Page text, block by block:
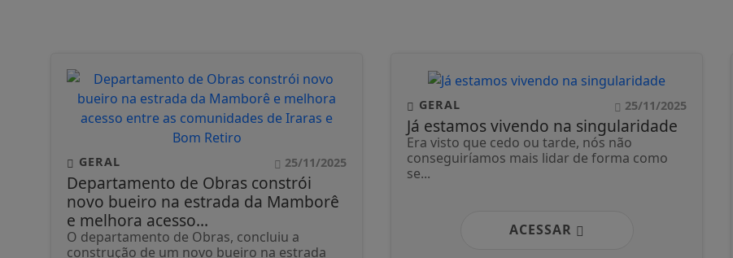
GERAL 25/11/2025
Departamento de Obras constrói
novo bueiro na estrada da Mamborê
e melhora acesso...
O departamento de Obras, concluiu a
construção de um novo bueiro na estrada
GERAL 25/11/2025
Já estamos vivendo na singularidade
Era visto que cedo ou tarde, nós não
conseguiríamos mais lidar de forma como
se...
ACESSAR